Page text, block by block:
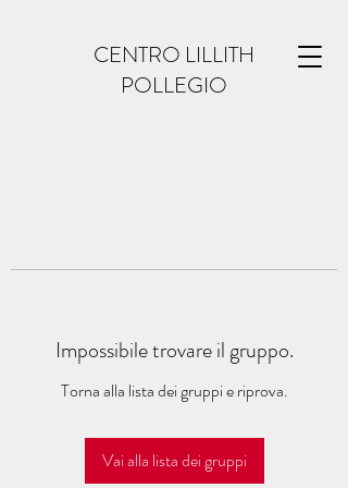
CENTRO LILLITH
POLLEGIO
Impossibile trovare il gruppo.
Torna alla lista dei gruppi e riprova.
Vai alla lista dei gruppi